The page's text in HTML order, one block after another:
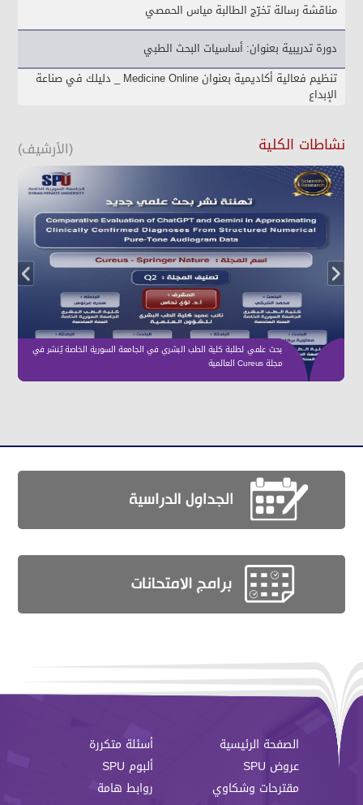
مناقشة رسالة تخرّج الطالبة مياس الحمصي
دورة تدريبية بعنوان: أساسيات البحث الطبي
تنظيم فعالية أكاديمية بعنوان Medicine Online _ دليلك في صناعة
الإبداع
نشاطات الكلية (الأرشيف)
الصفحة الرئيسية
أسئلة متكررة
عروض SPU
ألبوم SPU
مقترحات وشكاوي
روابط هامة